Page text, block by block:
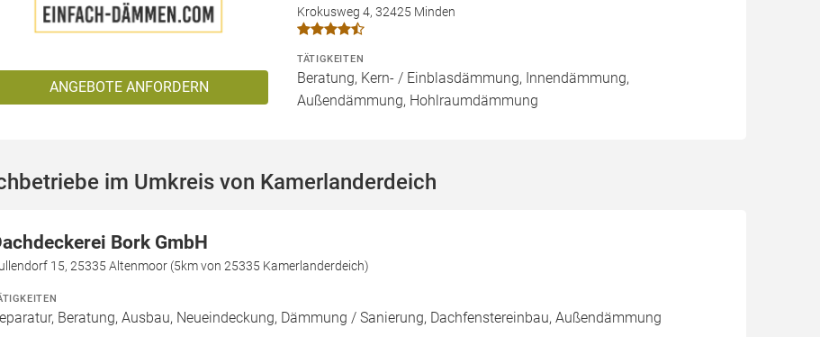
ANGEBOTE ANFORDERN
Krokusweg 4, 32425 Minden
TÄTIGKEITEN
Beratung, Kern- / Einblasdämmung, Innendämmung,
Außendämmung, Hohlraumdämmung
im Umkreis von Kamerlanderdeich
Bork GmbH
15, 25335 Altenmoor (5km von 25335 Kamerlanderdeich)
Beratung, Ausbau, Neueindeckung, Dämmung / Sanierung, Dachfenstereinbau, Außendämmung